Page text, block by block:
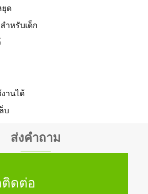
ยุด
ำหรับเด็ก
านได้
บ
ส่งคำถาม
ดต่อ